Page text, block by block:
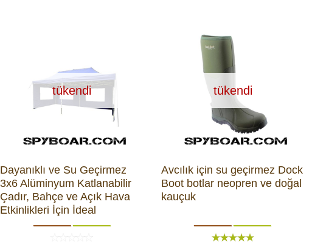
tükendi
Dayanıklı ve Su Geçirmez
3x6 Alüminyum Katlanabilir
Çadır, Bahçe ve Açık Hava
Etkinlikleri İçin İdeal
tükendi
Avcılık için su geçirmez Dock
Boot botlar neopren ve doğal
kauçuk